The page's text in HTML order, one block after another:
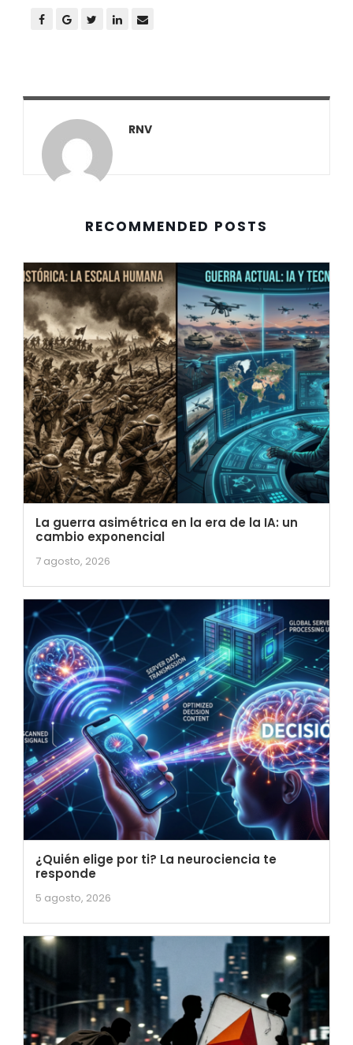
RNV
RECOMMENDED POSTS
La guerra asimétrica en la era de la IA: un
cambio exponencial
7 agosto, 2026
¿Quién elige por ti? La neurociencia te
responde
5 agosto, 2026